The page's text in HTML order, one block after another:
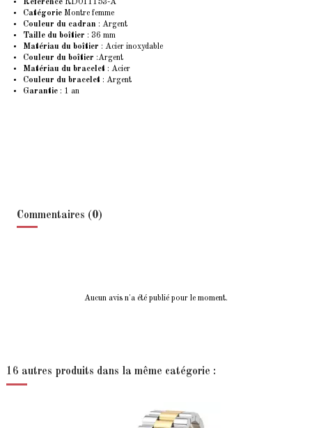
Réference RD011153-A
Catégorie Montre femme
Couleur du cadran : Argent
Taille du boîtier : 36 mm
Matériau du boîtier : Acier inoxydable
Couleur du boîtier :Argent
Matériau du bracelet : Acier
Couleur du bracelet : Argent
Garantie : 1 an
Commentaires (0)
Aucun avis n'a été publié pour le moment.
16 autres produits dans la même catégorie :